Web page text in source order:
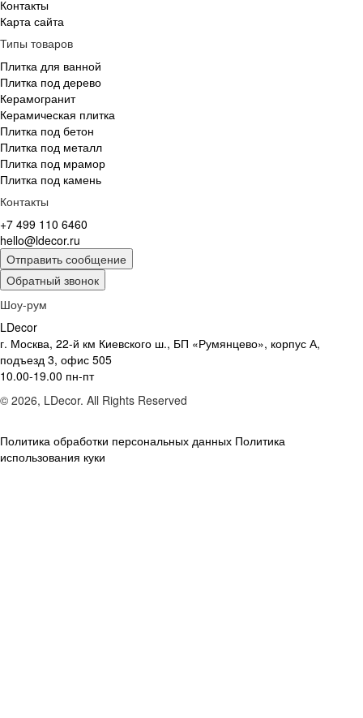
Контакты
Карта сайта
Типы товаров
Плитка для ванной
Плитка под дерево
Керамогранит
Керамическая плитка
Плитка под бетон
Плитка под металл
Плитка под мрамор
Плитка под камень
Контакты
+7 499 110 6460
hello@ldecor.ru
Отправить сообщение
Обратный звонок
Шоу-рум
LDecor
г. Москва, 22-й км Киевского ш., БП «Румянцево», корпус А,
подъезд 3, офис 505
10.00-19.00 пн-пт
© 2026, LDecor. All Rights Reserved
Политика обработки персональных данных Политика
использования куки